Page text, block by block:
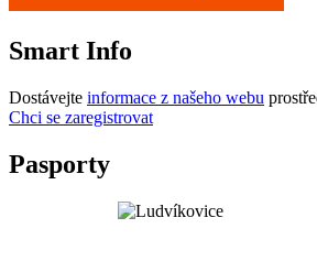
Smart Info
Dostávejte informace z našeho webu
Chci se zaregistrovat
Pasporty